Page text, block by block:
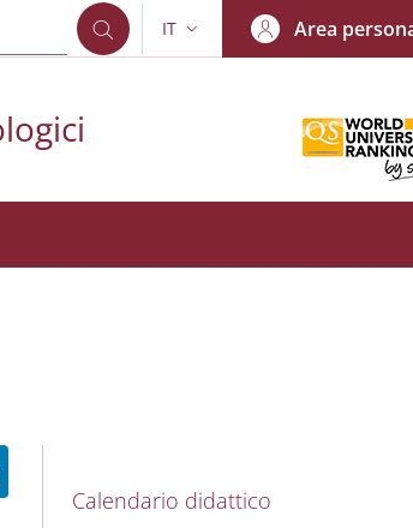
SELETTORE LINGUA: CURRENT
IT Area
MAIN NAVIGATION
Calendario didattico